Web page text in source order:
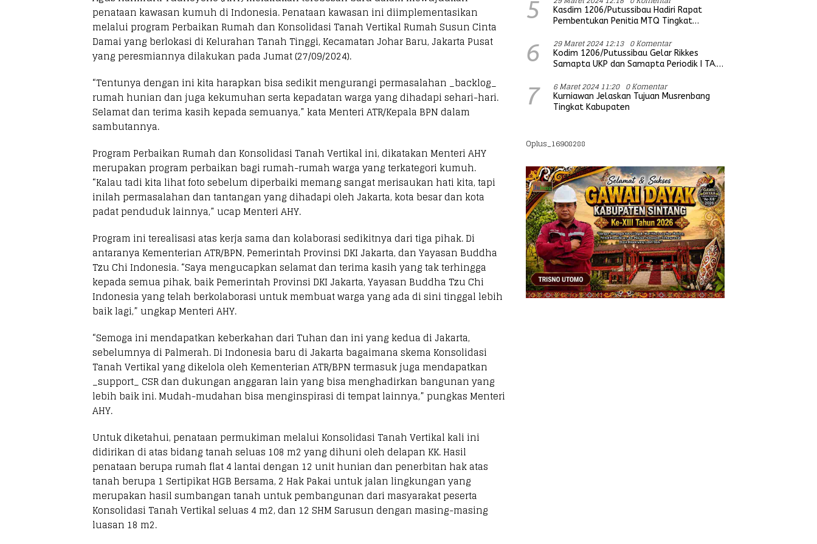
penataan kawasan kumuh di Indonesia. Penataan kawasan ini diimplementasikan
melalui program Perbaikan Rumah dan Konsolidasi Tanah Vertikal Rumah Susun Cinta
Damai yang berlokasi di Kelurahan Tanah Tinggi, Kecamatan Johar Baru, Jakarta Pusat
yang peresmiannya dilakukan pada Jumat (27/09/2024).
“Tentunya dengan ini kita harapkan bisa sedikit mengurangi permasalahan _backlog_
rumah hunian dan juga kekumuhan serta kepadatan warga yang dihadapi sehari-hari.
Selamat dan terima kasih kepada semuanya,” kata Menteri ATR/Kepala BPN dalam
sambutannya.
Program Perbaikan Rumah dan Konsolidasi Tanah Vertikal ini, dikatakan Menteri AHY
merupakan program perbaikan bagi rumah-rumah warga yang terkategori kumuh.
“Kalau tadi kita lihat foto sebelum diperbaiki memang sangat merisaukan hati kita, tapi
inilah permasalahan dan tantangan yang dihadapi oleh Jakarta, kota besar dan kota
padat penduduk lainnya,” ucap Menteri AHY.
Program ini terealisasi atas kerja sama dan kolaborasi sedikitnya dari tiga pihak. Di
antaranya Kementerian ATR/BPN, Pemerintah Provinsi DKI Jakarta, dan Yayasan Buddha
Tzu Chi Indonesia. “Saya mengucapkan selamat dan terima kasih yang tak terhingga
kepada semua pihak, baik Pemerintah Provinsi DKI Jakarta, Yayasan Buddha Tzu Chi
Indonesia yang telah berkolaborasi untuk membuat warga yang ada di sini tinggal lebih
baik lagi,” ungkap Menteri AHY.
“Semoga ini mendapatkan keberkahan dari Tuhan dan ini yang kedua di Jakarta,
sebelumnya di Palmerah. Di Indonesia baru di Jakarta bagaimana skema Konsolidasi
Tanah Vertikal yang dikelola oleh Kementerian ATR/BPN termasuk juga mendapatkan
_support_ CSR dan dukungan anggaran lain yang bisa menghadirkan bangunan yang
lebih baik ini. Mudah-mudahan bisa menginspirasi di tempat lainnya,” pungkas Menteri
AHY.
Untuk diketahui, penataan permukiman melalui Konsolidasi Tanah Vertikal kali ini
didirikan di atas bidang tanah seluas 108 m2 yang dihuni oleh delapan KK. Hasil
penataan berupa rumah flat 4 lantai dengan 12 unit hunian dan penerbitan hak atas
tanah berupa 1 Sertipikat HGB Bersama, 2 Hak Pakai untuk jalan lingkungan yang
merupakan hasil sumbangan tanah untuk pembangunan dari masyarakat peserta
Konsolidasi Tanah Vertikal seluas 4 m2, dan 12 SHM Sarusun dengan masing-masing
luasan 18 m2.
5
Kasdim 1206/Putussibau Hadiri Rapat
Pembentukan Penitia MTQ Tingkat
6 29 Maret 2024 12:13 0 Komentar
Kodim 1206/Putussibau Gelar Rikkes
Samapta UKP dan Samapta Periodik I TA.
7 6 Maret 2024 11:20 0 Komentar
Kurniawan Jelaskan Tujuan Musrenbang
Tingkat Kabupaten
Oplus_16908288